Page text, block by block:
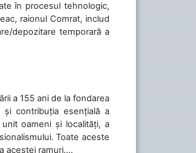
în procesul tehnologic,
raionul Comrat, includ
depozitare temporară a
a 155 ani de la fondarea
contribuția esențială a
oameni și localități, a
Toate aceste
acestei ramuri....